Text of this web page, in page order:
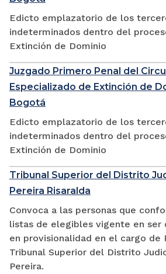
Edicto emplazatorio de los
indeterminados dentro del
Extinción de Dominio
Juzgado Primero Penal del
Especializado de Extinción de
Bogotá
Edicto emplazatorio de los
indeterminados dentro del
Extinción de Dominio
Tribunal Superior del Distrito
Pereira Risaralda
Convoca a las personas que
listas de elegibles vigente en ser
en provisionalidad en el cargo de
Tribunal Superior del Distrito
Pereira.